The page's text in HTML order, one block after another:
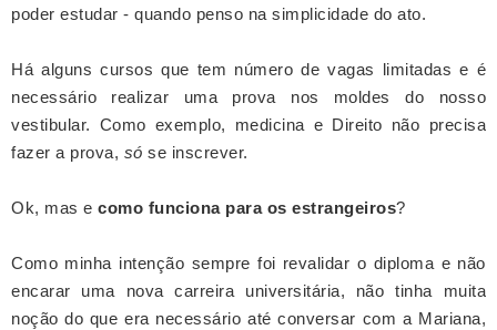
poder estudar - quando penso na simplicidade do ato.
Há alguns cursos que tem número de vagas limitadas e é
necessário realizar uma prova nos moldes do nosso
vestibular. Como exemplo, medicina e Direito não precisa
fazer a prova, só se inscrever.
Ok, mas e como funciona para os estrangeiros?
Como minha intenção sempre foi revalidar o diploma e não
encarar uma nova carreira universitária, não tinha muita
noção do que era necessário até conversar com a Mariana,